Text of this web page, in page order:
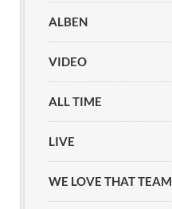
ALBEN
VIDEO
ALL TIME
LIVE
WE LOVE THAT TEAM